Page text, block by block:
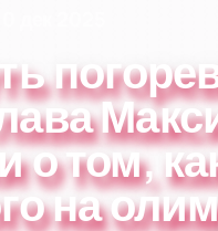
о том,
на